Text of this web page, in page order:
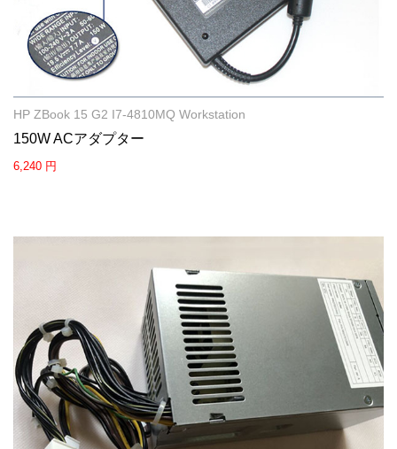
HP ZBook 15 G2 I7-4810MQ Workstation
150W ACアダプター
6,240 円